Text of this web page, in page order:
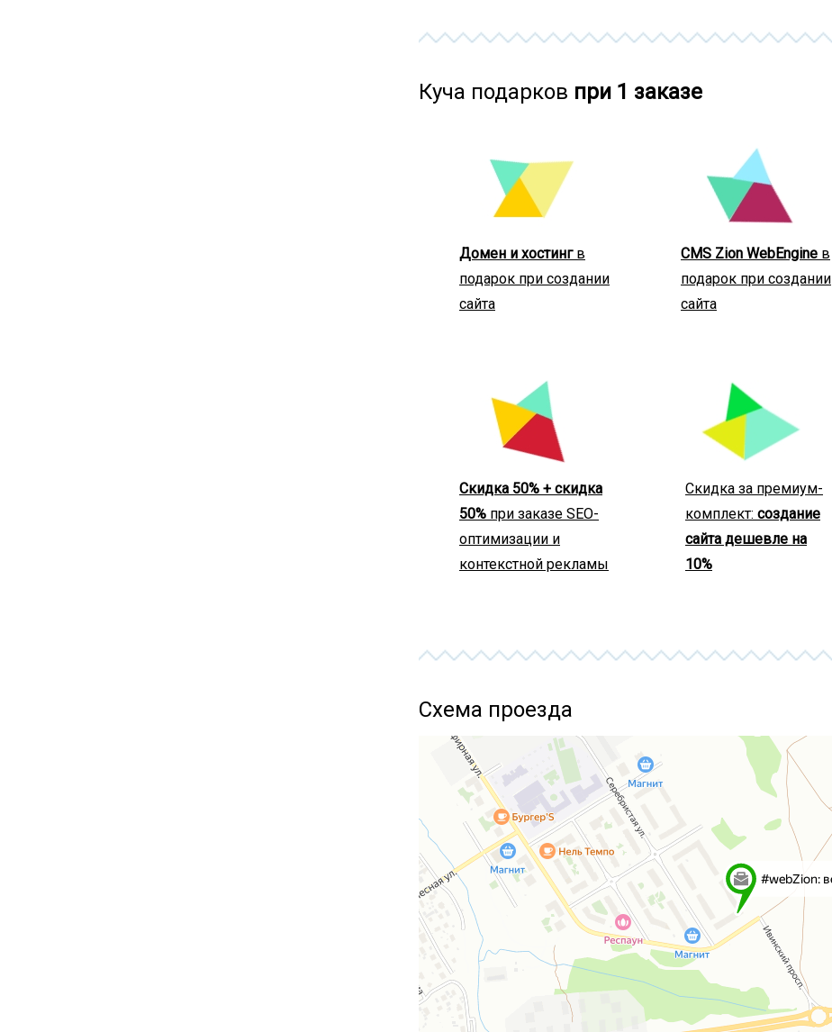
Куча подарков при 1 заказе
Домен и хостингв
подарок при создании
сайта
CMS Zion WebEngine в
подарок при создании
сайта
Скидка 50% + скидка
50% при заказе SEO-
оптимизации и
контекстной рекламы
Скидка за премиум-
комплект: создание
сайта дешевле на
10%
Схема проезда